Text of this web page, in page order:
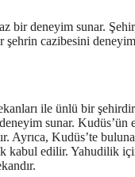
bir deneyim sunar.
şehrin cazibesini
ile ünlü bir
sunar.
Ayrıca, Kudüs’te
kabul edilir. Yahudilik